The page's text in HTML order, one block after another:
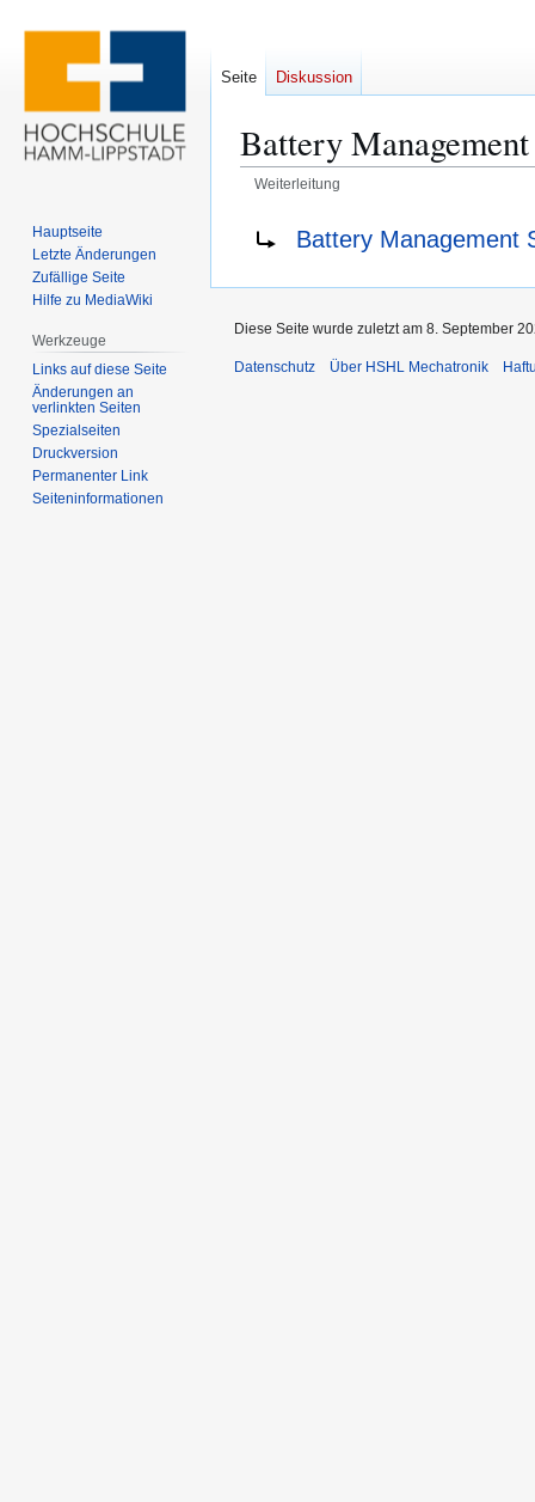
Battery Management
Weiterleitung
Navigation
Suche
Battery Management
Seite Diskussion
Hauptseite
Letzte Änderungen
Zufällige Seite
Hilfe zu MediaWiki
Werkzeuge
Links auf diese Seite
Änderungen an
verlinkten Seiten
Spezialseiten
Druckversion
Permanenter Link
Seiten­­informationen
Diese Seite wurde zuletzt am 8. September
Datenschutz Über HSHL Mechatronik